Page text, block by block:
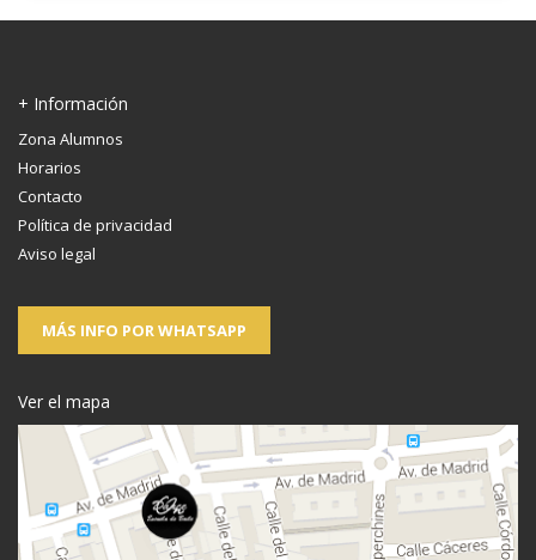
+ Información
Zona Alumnos
Horarios
Contacto
Política de privacidad
Aviso legal
MÁS INFO POR WHATSAPP
Ver el mapa